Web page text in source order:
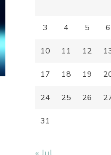
3 4 5 6
10 11 12
17 18 19
24 25 26
31